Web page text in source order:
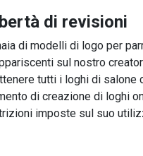
di revisioni
di modelli di logo per
sul nostro
tutti i loghi di salone
di creazione di loghi
imposte sul suo